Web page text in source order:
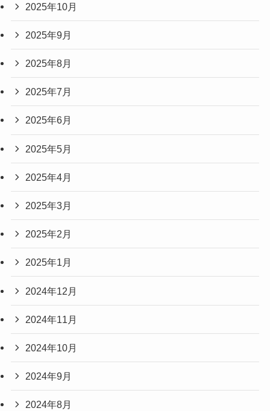
2025年10月
2025年9月
2025年8月
2025年7月
2025年6月
2025年5月
2025年4月
2025年3月
2025年2月
2025年1月
2024年12月
2024年11月
2024年10月
2024年9月
2024年8月